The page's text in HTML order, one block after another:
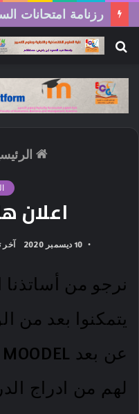
بحث
اعلان
10 ديسمبر 2020 آخر
نرجو من أساتذنا
يتمكنوا بعد من
لهم من ادراج